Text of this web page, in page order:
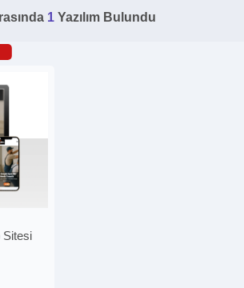
1 Yazılım Bulundu
Sitesi